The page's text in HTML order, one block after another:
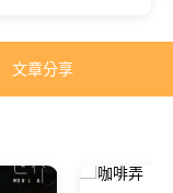
文章分享